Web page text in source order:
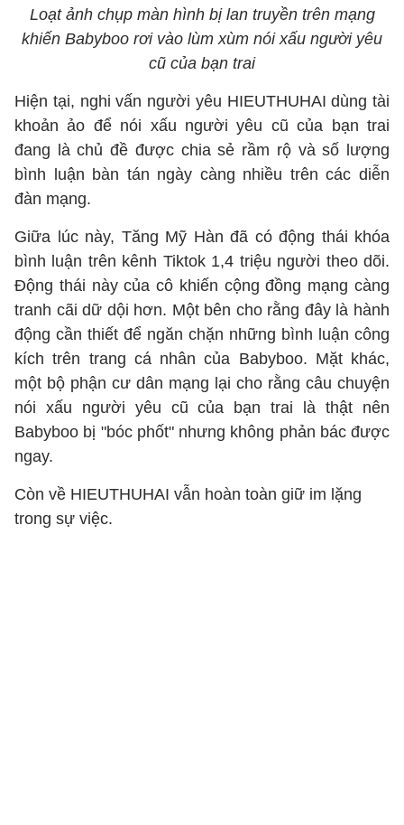
Loạt ảnh chụp màn hình bị lan truyền trên mạng
khiến Babyboo rơi vào lùm xùm nói xấu người yêu
cũ của bạn trai
Hiện tại, nghi vấn người yêu HIEUTHUHAI dùng tài
khoản ảo để nói xấu người yêu cũ của bạn trai
đang là chủ đề được chia sẻ rầm rộ và số lượng
bình luận bàn tán ngày càng nhiều trên các diễn
đàn mạng.
Giữa lúc này, Tăng Mỹ Hàn đã có động thái khóa
bình luận trên kênh Tiktok 1,4 triệu người theo dõi.
Động thái này của cô khiến cộng đồng mạng càng
tranh cãi dữ dội hơn. Một bên cho rằng đây là hành
động cần thiết để ngăn chặn những bình luận công
kích trên trang cá nhân của Babyboo. Mặt khác,
một bộ phận cư dân mạng lại cho rằng câu chuyện
nói xấu người yêu cũ của bạn trai là thật nên
Babyboo bị "bóc phốt" nhưng không phản bác được
ngay.
Còn về HIEUTHUHAI vẫn hoàn toàn giữ im lặng
trong sự việc.